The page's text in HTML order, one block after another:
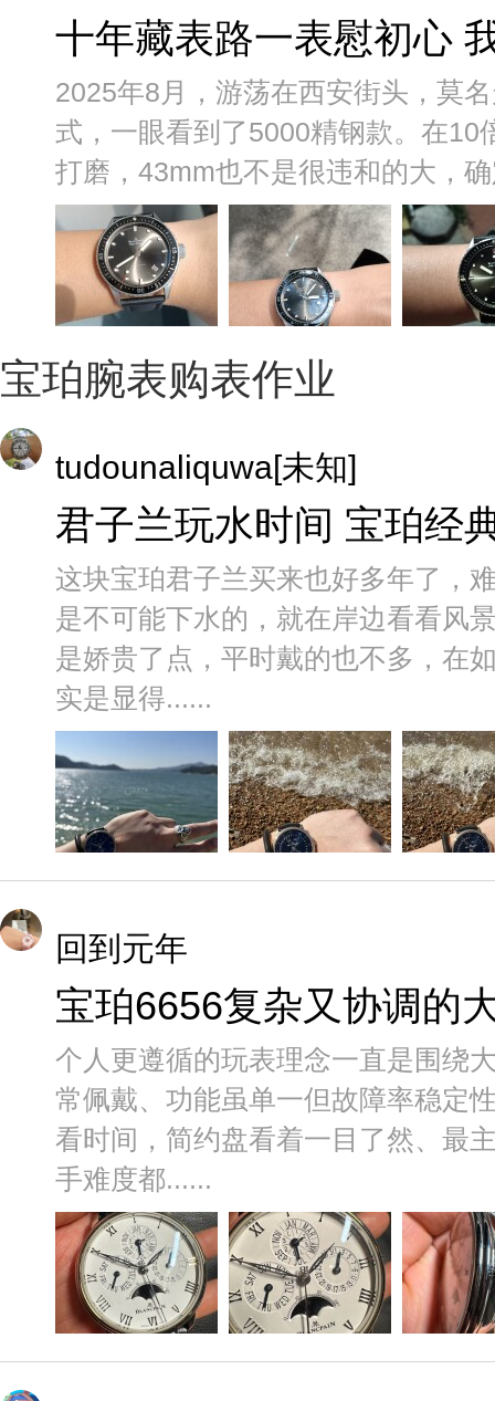
十年藏表路一表慰初心
2025年8月，游荡在西安街头，莫
式，一眼看到了5000精钢款。在
打磨，43mm也不是很违和的大，
宝珀腕表购表作业
tudounaliquwa[未知]
君子兰玩水时间 宝珀经
这块宝珀君子兰买来也好多年了，
是不可能下水的，就在岸边看看风
是娇贵了点，平时戴的也不多，在
实是显得......
回到元年
宝珀6656复杂又协调的
个人更遵循的玩表理念一直是围绕
常佩戴、功能虽单一但故障率稳定
看时间，简约盘看着一目了然、最
手难度都......